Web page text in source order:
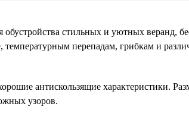
стильных и уютных веранд,
перепадам, грибкам и
антискользящие характеристики.
узоров.